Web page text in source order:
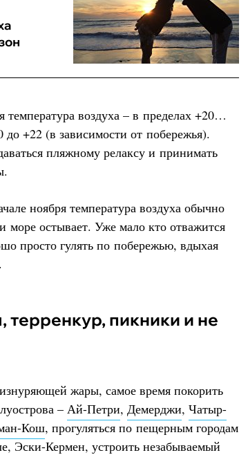
температура воздуха – в пределах +20…
+22 (в зависимости от побережья).
пляжному релаксу и принимать
ноября температура воздуха обычно
море остывает. Уже мало кто отважится
просто гулять по побережью, вдыхая
жары, самое время покорить
– Ай-Петри, Демерджи, Чатыр-
Кош, прогуляться по пещерным городам
, Эски-Кермен, устроить незабываемый